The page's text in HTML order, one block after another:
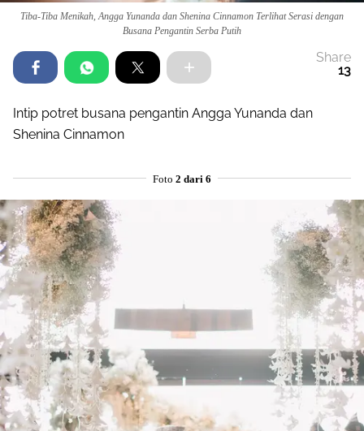
Tiba-Tiba Menikah, Angga Yunanda dan Shenina Cinnamon Terlihat Serasi dengan
Busana Pengantin Serba Putih
Share
13
Intip potret busana pengantin Angga Yunanda dan
Shenina Cinnamon
Foto 2 dari 6